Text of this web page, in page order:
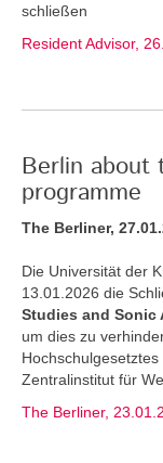
schließen
Resident Advisor,
Berlin about
programme
The Berliner,
Die Universität der
13.01.2026 die
Studies and Sonic
um dies zu
Zentralinstitut für
The Berliner,